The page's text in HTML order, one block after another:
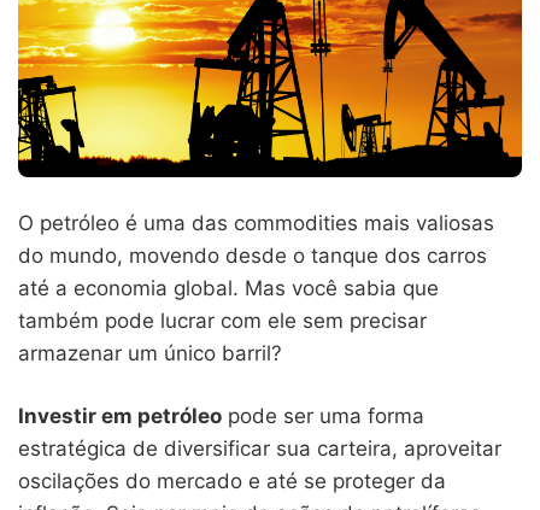
O petróleo é uma das commodities mais valiosas
do mundo, movendo desde o tanque dos carros
até a economia global. Mas você sabia que
também pode lucrar com ele sem precisar
armazenar um único barril?
Investir em petróleo pode ser uma forma
estratégica de diversificar sua carteira, aproveitar
oscilações do mercado e até se proteger da